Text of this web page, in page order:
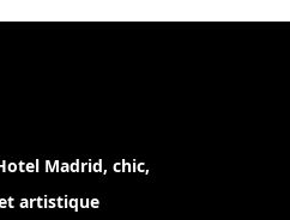
Madrid, chic,
artistique